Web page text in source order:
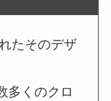
たそのデザ
多くのクロ